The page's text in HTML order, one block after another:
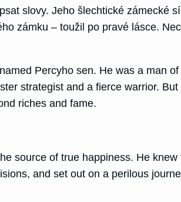
slovy. Jeho šlechtické zámecké
zámku – toužil po pravé lásce.
Percyho sen. He was a man
strategist and a fierce warrior.
riches and fame.
source of true happiness. He
and set out on a perilous